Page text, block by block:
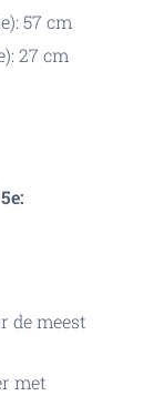
57 cm
27 cm
de meest
met